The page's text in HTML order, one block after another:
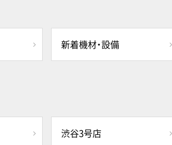
新着機材・設備
渋谷3号店